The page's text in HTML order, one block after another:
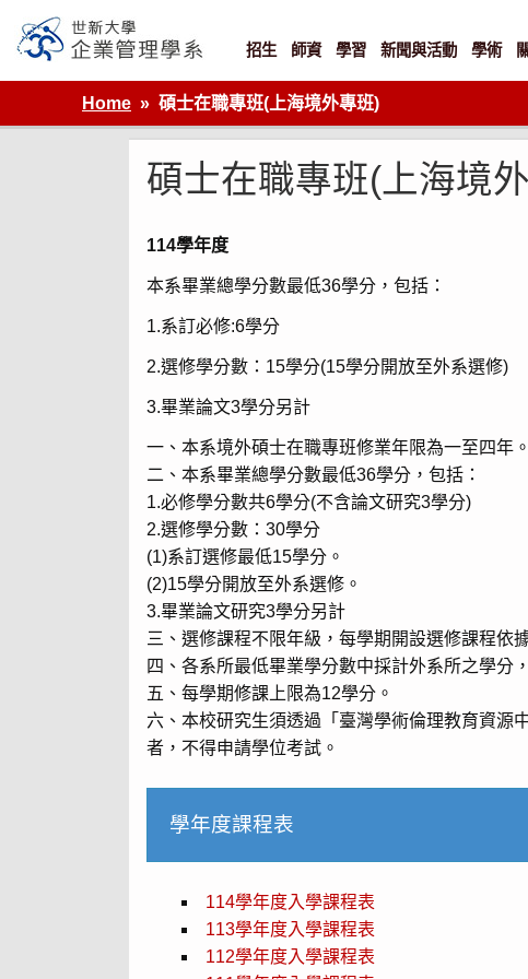
content
世新大學企業管理學系
招生 師資 學習 新聞與活動 學術
Home 碩士在職專班(上海境外專班)
碩士在職專班(上海境
114學年度
本系畢業總學分數最低36學分，包括：
1.系訂必修:6學分
2.選修學分數：15學分(15學分開放至外系選修)
3.畢業論文3學分另計
一、本系境外碩士在職專班修業年限為一至四年。
二、本系畢業總學分數最低36學分，包括：
1.必修學分數共6學分(不含論文研究3學分)
2.選修學分數：30學分
(1)系訂選修最低15學分。
(2)15學分開放至外系選修。
3.畢業論文研究3學分另計
三、選修課程不限年級，每學期開設選修課程依
四、各系所最低畢業學分數中採計外系所之學分
五、每學期修課上限為12學分。
六、本校研究生須透過「臺灣學術倫理教育資源
者，不得申請學位考試。
學年度課程表
114學年度入學課程表
113學年度入學課程表
112學年度入學課程表